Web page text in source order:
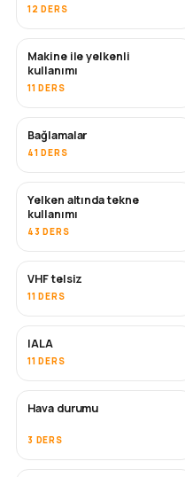
12 DERS
Makine ile yelkenli
kullanımı
11 DERS
Bağlamalar
41 DERS
Yelken altında tekne
kullanımı
43 DERS
VHF telsiz
11 DERS
IALA
11 DERS
Hava durumu
3 DERS